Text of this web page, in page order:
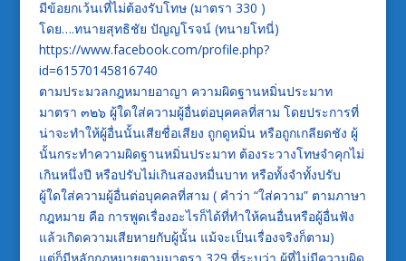
มีข้อยกเว้นเที่ไม่ต้องรับโทษ (มาตรา 330 )
โดย….ทนายสุทธิชัย ปัญญโรจน์ (ทนายโทนี่)
https://www.facebook.com/profile.php?
id=61570145816740
ตามประมวลกฎหมายอาญา ความผิดฐานหมิ่นประมาท
มาตรา ๓๒๖ ผู้ใดใส่ความผู้อื่นต่อบุคคลที่สาม โดยประการที่
น่าจะทำให้ผู้อื่นนั้นเสียชื่อเสียง ถูกดูหมิ่น หรือถูกเกลียดชัง ผู้
นั้นกระทำความผิดฐานหมิ่นประมาท ต้องระวางโทษจำคุกไม่
เกินหนึ่งปี หรือปรับไม่เกินสองหมื่นบาท หรือทั้งจำทั้งปรับ
ผู้ใดใส่ความผู้อื่นต่อบุคคลที่สาม ( คำว่า “ใส่ความ” ตามภาษา
กฎหมาย คือ การพูดเรื่องอะไรก็ได้ที่ทำให้คนอื่นหรือผู้อื่นฟัง
แล้วเกิดความเสียหายกับผู้นั้น แม้จะเป็นเรื่องจริงก็ตาม)